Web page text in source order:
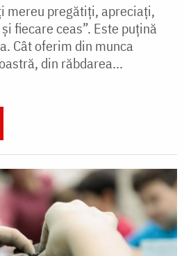
mereu pregătiţi, apreciaţi,
fiecare ceas”. Este puţină
Cât oferim din munca
din răbdarea...